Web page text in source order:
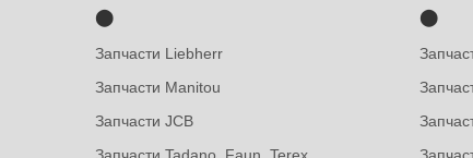
⬤
Запчасти Liebherr
Запчасти Manitou
Запчасти JCB
⬤